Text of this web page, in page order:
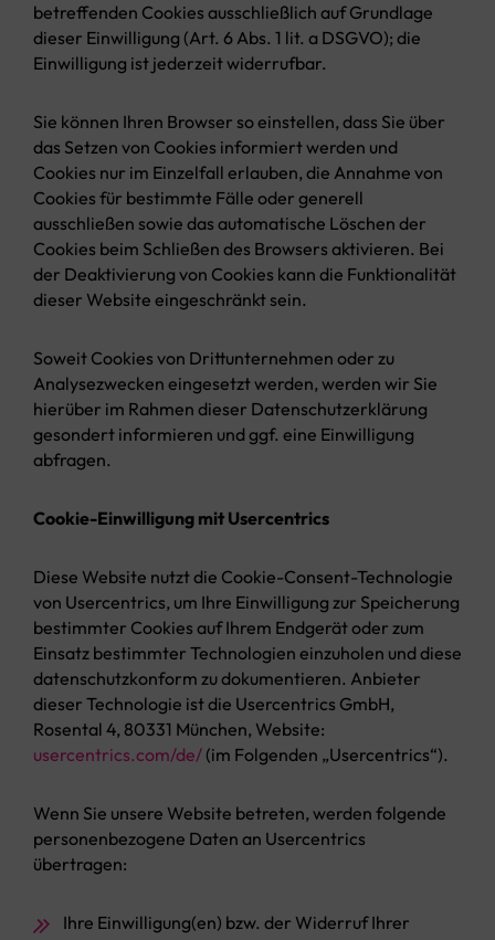
betreffenden Cookies ausschließlich auf Grundlage
dieser Einwilligung (Art. 6 Abs. 1 lit. a DSGVO); die
Einwilligung ist jederzeit widerrufbar.
Sie können Ihren Browser so einstellen, dass Sie über
das Setzen von Cookies informiert werden und
Cookies nur im Einzelfall erlauben, die Annahme von
Cookies für bestimmte Fälle oder generell
ausschließen sowie das automatische Löschen der
Cookies beim Schließen des Browsers aktivieren. Bei
der Deaktivierung von Cookies kann die Funktionalität
dieser Website eingeschränkt sein.
Soweit Cookies von Drittunternehmen oder zu
Analysezwecken eingesetzt werden, werden wir Sie
hierüber im Rahmen dieser Datenschutzerklärung
gesondert informieren und ggf. eine Einwilligung
abfragen.
Cookie-Einwilligung mit Usercentrics
Diese Website nutzt die Cookie-Consent-Technologie
von Usercentrics, um Ihre Einwilligung zur Speicherung
bestimmter Cookies auf Ihrem Endgerät oder zum
Einsatz bestimmter Technologien einzuholen und diese
datenschutzkonform zu dokumentieren. Anbieter
dieser Technologie ist die Usercentrics GmbH,
Rosental 4, 80331 München, Website:
usercentrics.com/de/ (im Folgenden „Usercentrics“).
Wenn Sie unsere Website betreten, werden folgende
personenbezogene Daten an Usercentrics
übertragen:
Ihre Einwilligung(en) bzw. der Widerruf Ihrer